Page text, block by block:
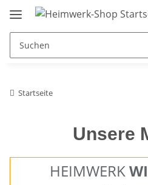
Startseite
Unsere
HEIMWERK